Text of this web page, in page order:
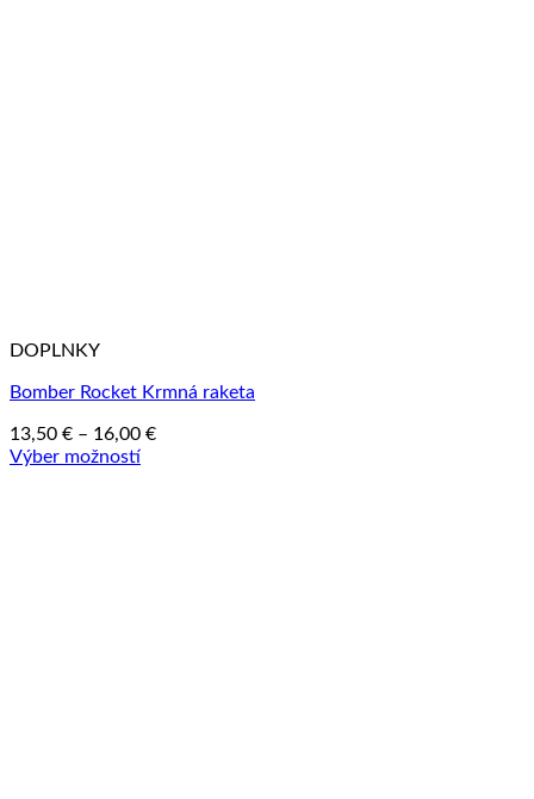
DOPLNKY
Bomber Rocket Krmná raketa
13,50 € – 16,00 €Price
Výber možností